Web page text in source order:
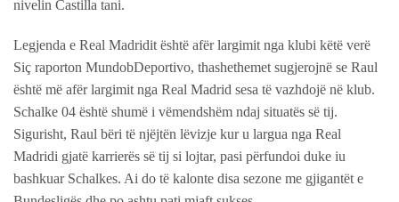
nivelin Castilla tani.
Legjenda e Real Madridit është afër largimit nga klubi këtë verë
Siç raporton MundobDeportivo, thashethemet sugjerojnë se Raul
është më afër largimit nga Real Madrid sesa të vazhdojë në klub.
Schalke 04 është shumë i vëmendshëm ndaj situatës së tij.
Sigurisht, Raul bëri të njëjtën lëvizje kur u largua nga Real
Madridi gjatë karrierës së tij si lojtar, pasi përfundoi duke iu
bashkuar Schalkes. Ai do të kalonte disa sezone me gjigantët e